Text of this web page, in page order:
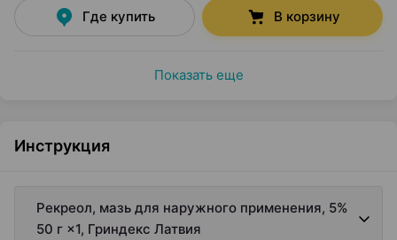
Где купить В корзину
Показать еще
Инструкция
Рекреол, мазь для наружного применения, 5%
50 г ×1, Гриндекс Латвия